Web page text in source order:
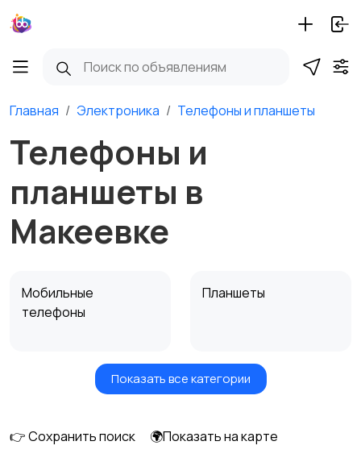
Главная Электроника Телефоны и планшеты
Телефоны и
планшеты в
Макеевке
Мобильные
телефоны
Планшеты
Умные часы и
Стационарные
Показать все категории
👉 Сохранить поиск
🌍Показать на карте